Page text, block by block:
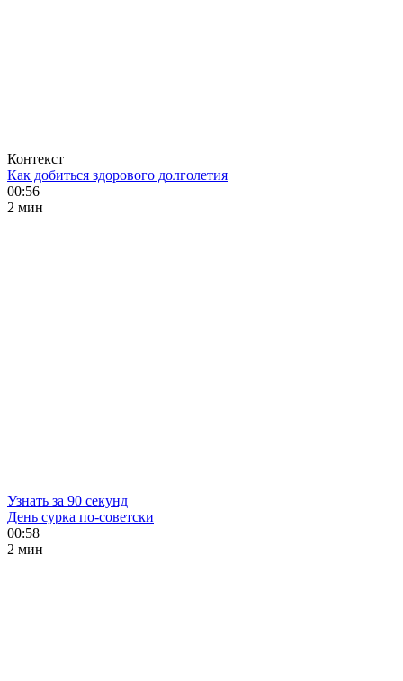
Контекст
Как добиться здорового долголетия
00:56
2 мин
Узнать за 90 секунд
День сурка по-советски
00:58
2 мин